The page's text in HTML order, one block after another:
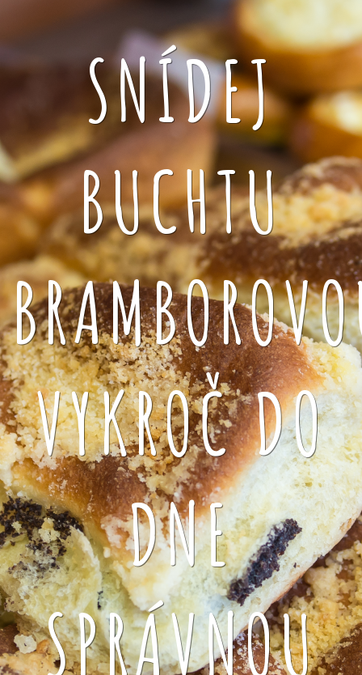
SNÍDEJ
BUCHTU
VYKROČ DO
DNE
SPRÁVNOU